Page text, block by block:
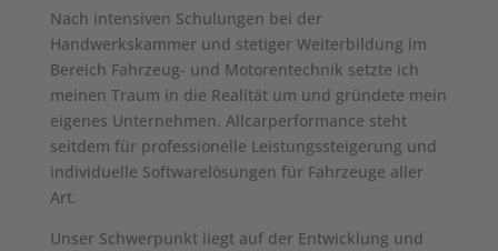
Nach intensiven Schulungen bei der
Handwerkskammer und stetiger Weiterbildung im
Bereich Fahrzeug- und Motorentechnik setzte ich
meinen Traum in die Realität um und gründete mein
eigenes Unternehmen. Allcarperformance steht
seitdem für professionelle Leistungssteigerung und
individuelle Softwarelösungen für Fahrzeuge aller
Art.
Unser Schwerpunkt liegt auf der Entwicklung und